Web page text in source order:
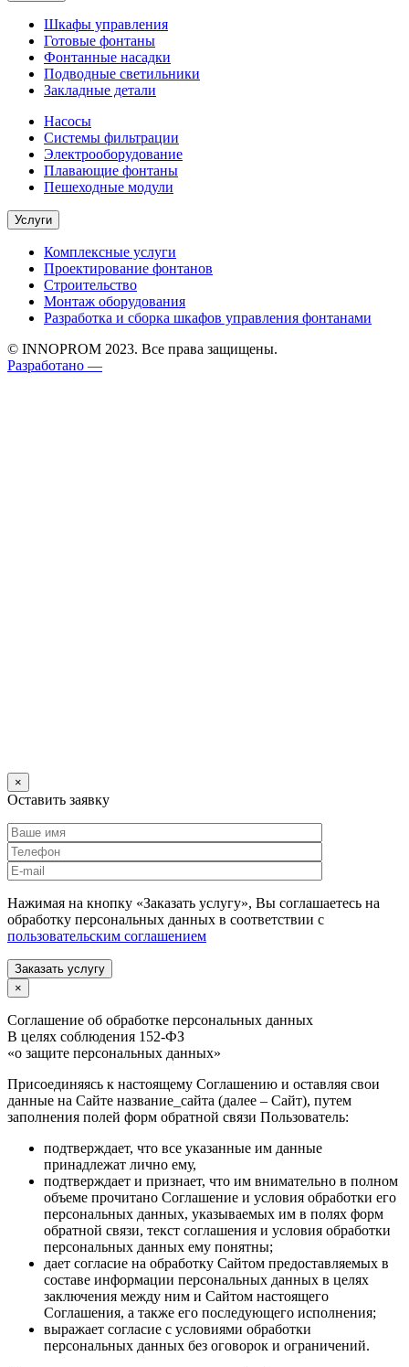
Шкафы управления
Готовые фонтаны
Фонтанные насадки
Подводные светильники
Закладные детали
Насосы
Системы фильтрации
Электрооборудование
Плавающие фонтаны
Пешеходные модули
Услуги
Комплексные услуги
Проектирование фонтанов
Строительство
Монтаж оборудования
Разработка и сборка шкафов управления фонтанами
© INNOPROM 2023. Все права защищены.
Разработано —
×
Оставить заявку
Нажимая на кнопку «Заказать услугу», Вы соглашаетесь на
обработку персональных данных в соответствии с
пользовательским соглашением
Заказать услугу
×
Соглашение об обработке персональных данных
В целях соблюдения 152-ФЗ
«о защите персональных данных»
Присоединяясь к настоящему Соглашению и оставляя свои
данные на Сайте название_сайта (далее – Сайт), путем
заполнения полей форм обратной связи Пользователь:
подтверждает, что все указанные им данные
принадлежат лично ему,
подтверждает и признает, что им внимательно в полном
объеме прочитано Соглашение и условия обработки его
персональных данных, указываемых им в полях форм
обратной связи, текст соглашения и условия обработки
персональных данных ему понятны;
дает согласие на обработку Сайтом предоставляемых в
составе информации персональных данных в целях
заключения между ним и Сайтом настоящего
Соглашения, а также его последующего исполнения;
выражает согласие с условиями обработки
персональных данных без оговорок и ограничений.